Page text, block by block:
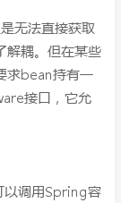
无法直接获取
解耦。但在某些
求bean持有一
接口，它允
以调用Spring容